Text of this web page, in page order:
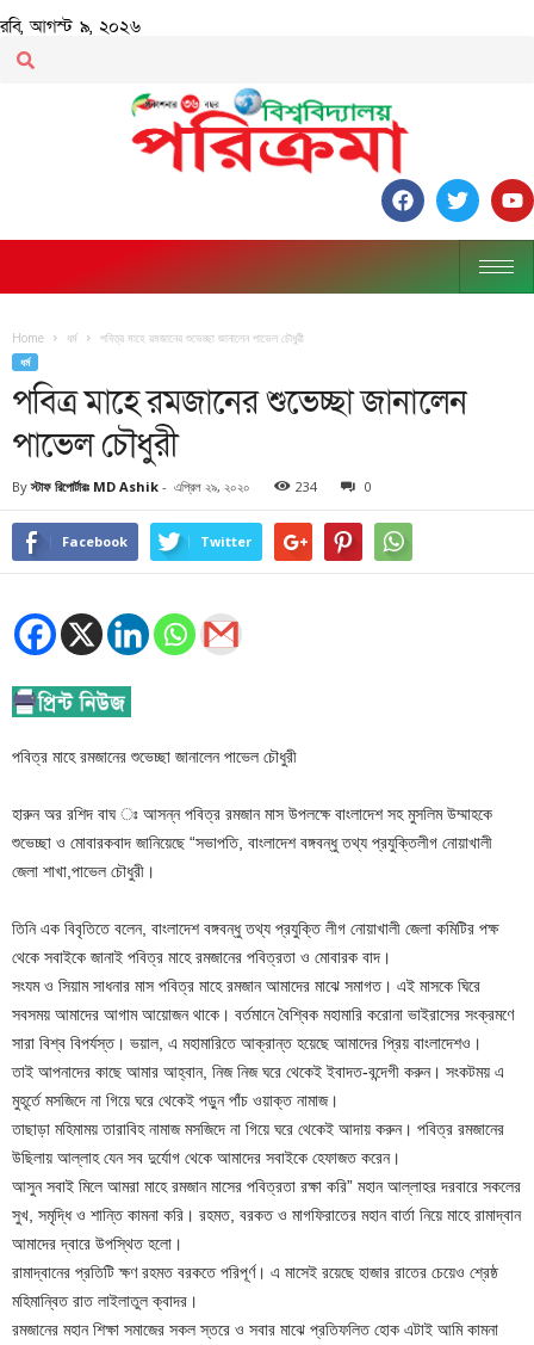
রবি, আগস্ট ৯, ২০২৬
Home ধর্ম পবিত্র মাহে রমজানের শুভেচ্ছা জানালেন পাভেল চৌধুরী
ধর্ম
পবিত্র মাহে রমজানের শুভেচ্ছা জানালেন
পাভেল চৌধুরী
By স্টাফ রিপোর্টারঃ MD Ashik - এপ্রিল ২৯, ২০২০ 234 0
Facebook Twitter
পবিত্র মাহে রমজানের শুভেচ্ছা জানালেন পাভেল চৌধুরী
হারুন অর রশিদ বাঘ ঃ আসন্ন পবিত্র রমজান মাস উপলক্ষে বাংলাদেশ সহ মুসলিম উম্মাহকে
শুভেচ্ছা ও মোবারকবাদ জানিয়েছে “সভাপতি, বাংলাদেশ বঙ্গবন্ধু তথ্য প্রযুক্তিলীগ নোয়াখালী
জেলা শাখা,পাভেল চৌধুরী।
তিনি এক বিবৃতিতে বলেন, বাংলাদেশ বঙ্গবন্ধু তথ্য প্রযুক্তি লীগ নোয়াখালী জেলা কমিটির পক্ষ
থেকে সবাইকে জানাই পবিত্র মাহে রমজানের পবিত্রতা ও মোবারক বাদ।
সংযম ও সিয়াম সাধনার মাস পবিত্র মাহে রমজান আমাদের মাঝে সমাগত। এই মাসকে ঘিরে
সবসময় আমাদের আগাম আয়োজন থাকে। বর্তমানে বৈশ্বিক মহামারি করোনা ভাইরাসের সংক্রমণে
সারা বিশ্ব বিপর্যস্ত। ভয়াল, এ মহামারিতে আক্রান্ত হয়েছে আমাদের প্রিয় বাংলাদেশও।
তাই আপনাদের কাছে আমার আহ্বান, নিজ নিজ ঘরে থেকেই ইবাদত-বন্দেগী করুন। সংকটময় এ
মুহূর্তে মসজিদে না গিয়ে ঘরে থেকেই পড়ুন পাঁচ ওয়াক্ত নামাজ।
তাছাড়া মহিমাময় তারাবিহ নামাজ মসজিদে না গিয়ে ঘরে থেকেই আদায় করুন। পবিত্র রমজানের
উছিলায় আল্লাহ যেন সব দুর্যোগ থেকে আমাদের সবাইকে হেফাজত করেন।
আসুন সবাই মিলে আমরা মাহে রমজান মাসের পবিত্রতা রক্ষা করি” মহান আল্লাহর দরবারে সকলের
সুখ, সমৃদ্ধি ও শান্তি কামনা করি। রহমত, বরকত ও মাগফিরাতের মহান বার্তা নিয়ে মাহে রামাদ্বান
আমাদের দ্বারে উপস্থিত হলো।
রামাদ্বানের প্রতিটি ক্ষণ রহমত বরকতে পরিপূর্ণ। এ মাসেই রয়েছে হাজার রাতের চেয়েও শ্রেষ্ঠ
মহিমান্বিত রাত লাইলাতুল ক্বাদর।
রমজানের মহান শিক্ষা সমাজের সকল স্তরে ও সবার মাঝে প্রতিফলিত হোক এটাই আমি কামনা